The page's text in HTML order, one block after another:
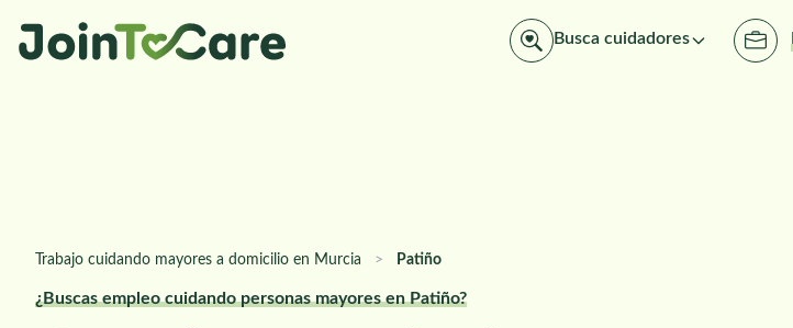
Busca cuidadores
Trabajo cuidando mayores a domicilio en Murcia > Patiño
¿Buscas empleo cuidando personas mayores en Patiño?